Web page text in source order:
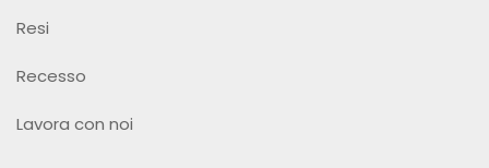
Resi
Recesso
Lavora con noi